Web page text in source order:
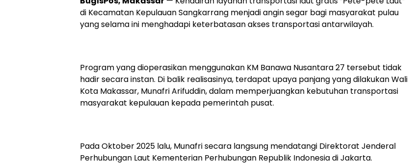
di Kecamatan Kepulauan Sangkarrang menjadi angin segar bagi masyarakat pulau
yang selama ini menghadapi keterbatasan akses transportasi antarwilayah.
Program yang dioperasikan menggunakan KM Banawa Nusantara 27 tersebut tidak
hadir secara instan. Di balik realisasinya, terdapat upaya panjang yang dilakukan Wali
Kota Makassar, Munafri Arifuddin, dalam memperjuangkan kebutuhan transportasi
masyarakat kepulauan kepada pemerintah pusat.
Pada Oktober 2025 lalu, Munafri secara langsung mendatangi Direktorat Jenderal
Perhubungan Laut Kementerian Perhubungan Republik Indonesia di Jakarta.